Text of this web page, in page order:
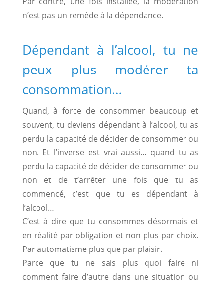
n’est pas un remède à la dépendance.
Dépendant à l’alcool, tu ne
peux plus modérer ta
consommation…
Quand, à force de consommer beaucoup et
souvent, tu deviens dépendant à l’alcool, tu as
perdu la capacité de décider de consommer ou
non. Et l’inverse est vrai aussi… quand tu as
perdu la capacité de décider de consommer ou
non et de t’arrêter une fois que tu as
commencé, c’est que tu es dépendant à
l’alcool…
C’est à dire que tu consommes désormais et
en réalité par obligation et non plus par choix.
Par automatisme plus que par plaisir.
Parce que tu ne sais plus quoi faire ni
comment faire d’autre dans une situation ou